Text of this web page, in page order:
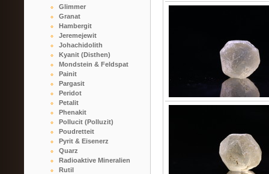
Glimmer
Granat
Hambergit
Jeremejewit
Johachidolith
Kyanit (Disthen)
Mondstein & Feldspat
Painit
Pargasit
Peridot
Petalit
Phenakit
Pollucit (Polluzit)
Poudretteit
Pyrit & Eisenerz
Quarz
Radioaktive Mineralien
Rutil